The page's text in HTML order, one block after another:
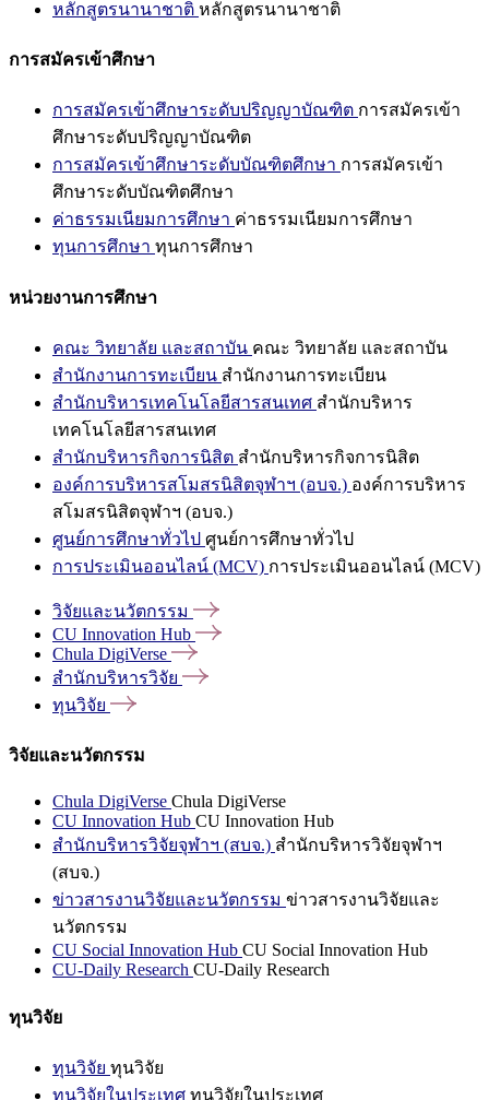
หลักสูตรนานาชาติ หลักสูตรนานาชาติ
การสมัครเข้าศึกษา
การสมัครเข้าศึกษาระดับปริญญาบัณฑิต การสมัครเข้า
ศึกษาระดับปริญญาบัณฑิต
การสมัครเข้าศึกษาระดับบัณฑิตศึกษา การสมัครเข้า
ศึกษาระดับบัณฑิตศึกษา
ค่าธรรมเนียมการศึกษา ค่าธรรมเนียมการศึกษา
ทุนการศึกษา ทุนการศึกษา
หน่วยงานการศึกษา
คณะ วิทยาลัย และสถาบัน คณะ วิทยาลัย และสถาบัน
สำนักงานการทะเบียน สำนักงานการทะเบียน
สำนักบริหารเทคโนโลยีสารสนเทศ สำนักบริหาร
เทคโนโลยีสารสนเทศ
สำนักบริหารกิจการนิสิต สำนักบริหารกิจการนิสิต
องค์การบริหารสโมสรนิสิตจุฬาฯ (อบจ.) องค์การบริหาร
สโมสรนิสิตจุฬาฯ (อบจ.)
ศูนย์การศึกษาทั่วไป ศูนย์การศึกษาทั่วไป
การประเมินออนไลน์ (MCV) การประเมินออนไลน์ (MCV)
วิจัยและนวัตกรรม
CU Innovation Hub
Chula DigiVerse
สำนักบริหารวิจัย
ทุนวิจัย
วิจัยและนวัตกรรม
Chula DigiVerse Chula DigiVerse
CU Innovation Hub CU Innovation Hub
สำนักบริหารวิจัยจุฬาฯ (สบจ.) สำนักบริหารวิจัยจุฬาฯ
(สบจ.)
ข่าวสารงานวิจัยและนวัตกรรม ข่าวสารงานวิจัยและ
นวัตกรรม
CU Social Innovation Hub CU Social Innovation Hub
CU-Daily Research CU-Daily Research
ทุนวิจัย
ทุนวิจัย ทุนวิจัย
ทุนวิจัยในประเทศ ทุนวิจัยในประเทศ